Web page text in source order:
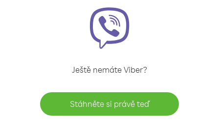
Ještě nemáte Viber?
Stáhněte si právě teď